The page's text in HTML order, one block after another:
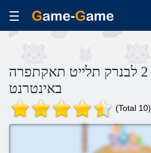
משחק הרוד לש 2 לבנרק תלייט תאקתפרה
באינטרנט
(Total 10)